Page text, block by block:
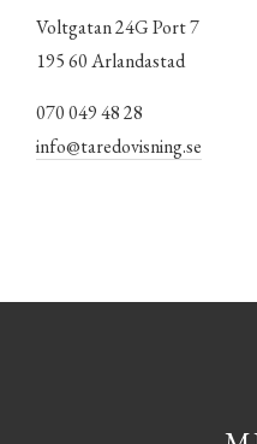
Voltgatan 24G Port 7
195 60 Arlandastad
070 049 48 28
info@taredovisning.se